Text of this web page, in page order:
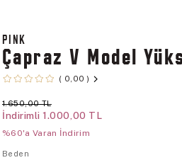
PINK
Çapraz V Model
0,00
1.650,00 TL
İndirimli 1.000,00 TL
%60'a Varan İndirim
Beden